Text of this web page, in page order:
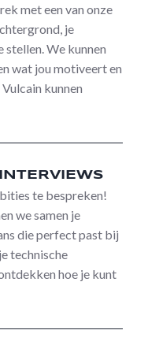
met een van onze
je
stellen. We kunnen
wat jou motiveert en
kunnen
te bespreken!
we samen je
die perfect past bij
technische
hoe je kunt